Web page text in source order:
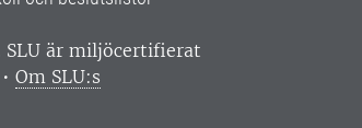
SLU är miljöcertifierat
• Om SLU:s